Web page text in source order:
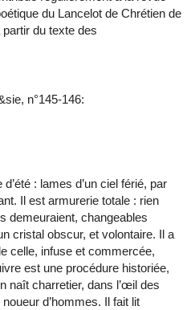
du Lancelot de Chrétien de
du texte des
n°145-146:
: lames d’un ciel férié, par
Il est armurerie totale : rien
demeuraient, changeables
cristal obscur, et volontaire. Il a
celle, infuse et commercée,
est une procédure historiée,
naît charretier, dans l’œil des
d’hommes. Il fait lit